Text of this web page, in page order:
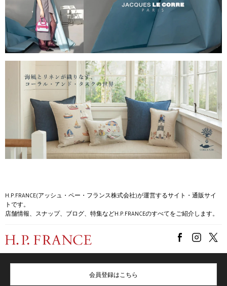
H.P.FRANCE(アッシュ・ペー・フランス株式会社)が運営するサイト・通販サイ
トです。
店舗情報、スナップ、ブログ、特集などH.P.FRANCEのすべてをご紹介します。
会員登録はこちら